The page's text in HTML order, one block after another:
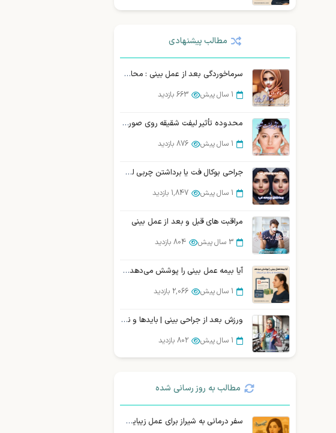
3 سال پیش 2,061 بازدید
سوالات متداول زیباجویان درباره عمل سانترال لب
12 ماه پیش 1,976 بازدید
1 سال پیش 1,861 بازدید
1 سال پیش 1,847 بازدید
مطالب پیشنهادی
سرماخوردگی بعد از عمل بینی : محافظت و درمان
1 سال پیش 663 بازدید
محدوده تأثیر لیفت شقیقه روی صورت + مقایسه با روش های دیگر
1 سال پیش 876 بازدید
جراحی بوکال فت یا برداشتن چربی لپ در شیراز
1 سال پیش 1,847 بازدید
مراقبت های قبل و بعد از عمل بینی
3 سال پیش 804 بازدید
آیا بیمه عمل بینی را پوشش می‌دهد؟ بررسی و مقایسه شرکتهای بیمه در ایران
1 سال پیش 2,066 بازدید
ورزش بعد از جراحی بینی | بایدها و نبایدها، زمانبندی و راهنما
1 سال پیش 802 بازدید
مطالب به روز رسانی شده
سفر درمانی به شیراز برای عمل زیبایی صورت | توریسم درمانی زیبایی شیراز